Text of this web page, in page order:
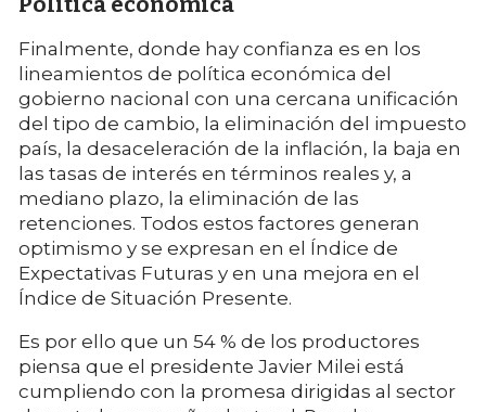
Finalmente, donde hay confianza es en los
lineamientos de política económica del
gobierno nacional con una cercana unificación
del tipo de cambio, la eliminación del impuesto
país, la desaceleración de la inflación, la baja en
las tasas de interés en términos reales y, a
mediano plazo, la eliminación de las
retenciones. Todos estos factores generan
optimismo y se expresan en el Índice de
Expectativas Futuras y en una mejora en el
Índice de Situación Presente.
Es por ello que un 54 % de los productores
piensa que el presidente Javier Milei está
cumpliendo con la promesa dirigidas al sector